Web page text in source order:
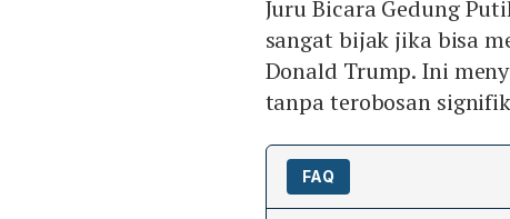
Juru Bicara Gedung
sangat bijak jika bisa
Donald Trump. Ini
tanpa terobosan
FAQ